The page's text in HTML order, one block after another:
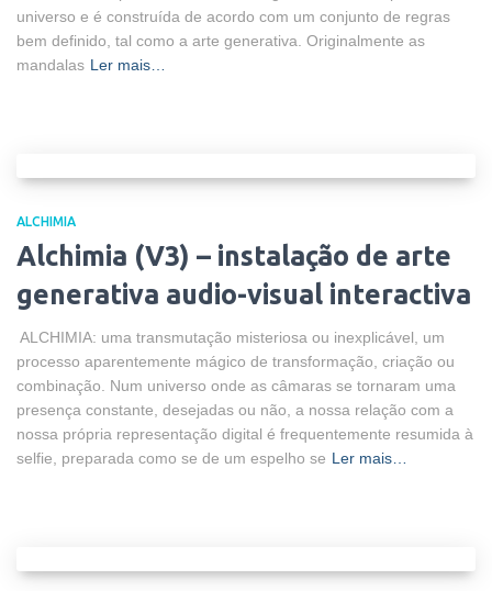
universo e é construída de acordo com um conjunto de regras
bem definido, tal como a arte generativa. Originalmente as
mandalas Ler mais…
ALCHIMIA
Alchimia (V3) – instalação de arte
generativa audio-visual interactiva
ALCHIMIA: uma transmutação misteriosa ou inexplicável, um
processo aparentemente mágico de transformação, criação ou
combinação. Num universo onde as câmaras se tornaram uma
presença constante, desejadas ou não, a nossa relação com a
nossa própria representação digital é frequentemente resumida à
selfie, preparada como se de um espelho se Ler mais…